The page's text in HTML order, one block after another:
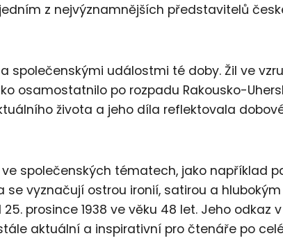
z nejvýznamnějších představitelů
společenskými událostmi té doby. Žil ve
osamostatnilo po rozpadu Rakousko-
života a jeho díla reflektovala
společenských tématech, jako například
vyznačují ostrou ironií, satirou a hlubokým
prosince 1938 ve věku 48 let. Jeho odkaz
aktuální a inspirativní pro čtenáře po